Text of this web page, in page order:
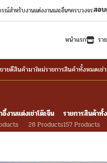
ณ์สำหรับงานแต่งงานและอื่นๆครบวงจรสอ
หน้าแรก รา
ายดีสินค้ามาใหม่รายการสินค้าทั้งหมดเช่
อี้งานแต่งเช่าโต๊ะจีน
28 Products
รายการสินค้าทั้
157 Products